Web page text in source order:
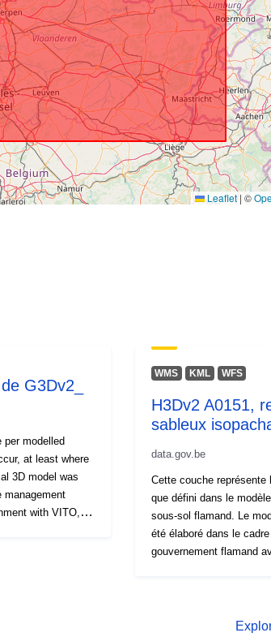
Leaflet | ©
http://
G/0/31370
Pôvod: Zdroj:
known/
Identifikátory:
3658cdc3-
Prístupové práva:
pravidelnosť:
Časové pokrytie:
G3Dv2_
modelled
at least where
3D model was
management
with VITO,
WMS KML WFS
H3Dv2 A0151,
sableux
data.gov.be
Cette couche représente
que défini dans le
sous-sol flamand. Le
été élaboré dans le
gouvernement flamand